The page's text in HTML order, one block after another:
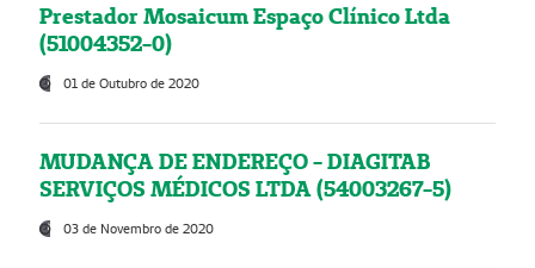
Prestador Mosaicum Espaço Clínico Ltda
(51004352-0)
01 de Outubro de 2020
MUDANÇA DE ENDEREÇO - DIAGITAB
SERVIÇOS MÉDICOS LTDA (54003267-5)
03 de Novembro de 2020